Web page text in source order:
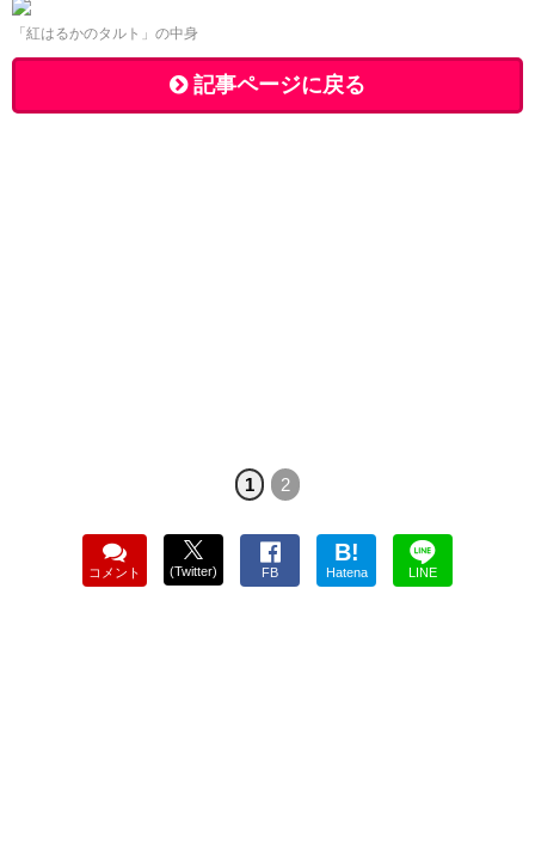
「紅はるかのタルト」の中身
記事ページに戻る
1 2
コメント (Twitter) FB
B!
Hatena LINE